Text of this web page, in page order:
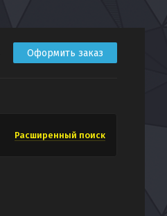
Оформить заказ
Расширенный поиск